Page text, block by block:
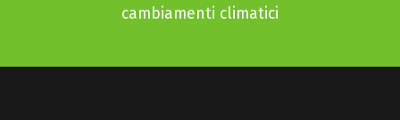
cambiamenti climatici